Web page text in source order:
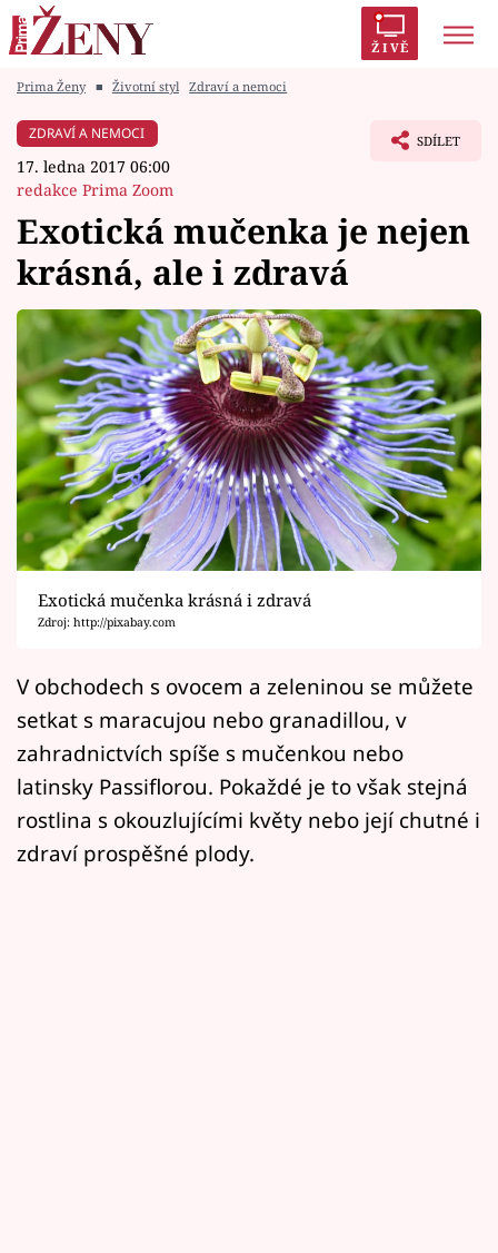
ŽIVĚ
Módní alarm
Zrádci
Témata
Celebrity
Vztahy
Seriály
Horoskopy
Sledujte prima+
Filmový festival Karlovy Vary
Mámy sobě
Přihlášení
Sledujte nás
Prima Ženy ■ Životní styl Zdraví a nemoci
ZDRAVÍ A NEMOCI
17. ledna 2017 06:00
redakce Prima Zoom
SDÍLET
Exotická mučenka je nejen
krásná, ale i zdravá
Exotická mučenka krásná i zdravá
Zdroj: http://pixabay.com
V obchodech s ovocem a zeleninou se můžete
setkat s maracujou nebo granadillou, v
zahradnictvích spíše s mučenkou nebo
latinsky Passiflorou. Pokaždé je to však stejná
rostlina s okouzlujícími květy nebo její chutné i
zdraví prospěšné plody.